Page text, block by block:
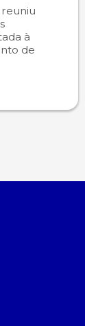
à
de